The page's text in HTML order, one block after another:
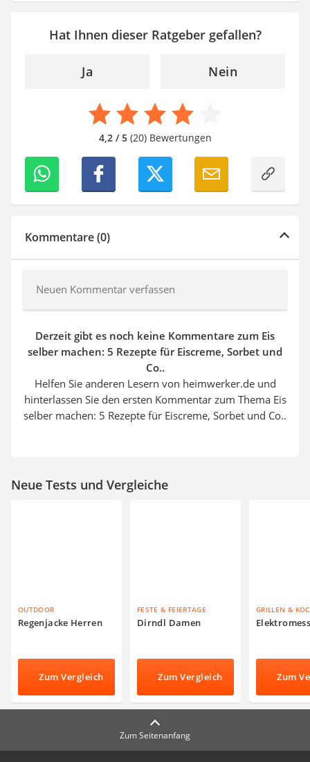
Hat Ihnen dieser Ratgeber gefallen?
Ja Nein
4,2 / 5(20) Bewertungen
Kommentare (0)
Neuen Kommentar verfassen
Derzeit gibt es noch keine Kommentare zum Eis
selber machen: 5 Rezepte für Eiscreme, Sorbet und
Co..
Helfen Sie anderen Lesern von heimwerker.de und
hinterlassen Sie den ersten Kommentar zum Thema Eis
selber machen: 5 Rezepte für Eiscreme, Sorbet und Co..
Neue Tests und Vergleiche
OUTDOOR
Regenjacke Herren
Zum Vergleich
FESTE & FEIERTAGE
Dirndl Damen
Zum Vergleich
GRILLEN &
Zum
Zum Seitenanfang